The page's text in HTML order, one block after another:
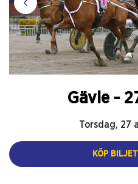
Gävle -
Torsdag, 27
KÖP